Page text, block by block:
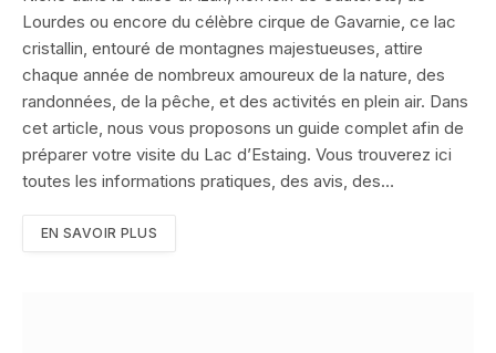
Lourdes ou encore du célèbre cirque de Gavarnie, ce lac
cristallin, entouré de montagnes majestueuses, attire
chaque année de nombreux amoureux de la nature, des
randonnées, de la pêche, et des activités en plein air. Dans
cet article, nous vous proposons un guide complet afin de
préparer votre visite du Lac d’Estaing. Vous trouverez ici
toutes les informations pratiques, des avis, des…
EN SAVOIR PLUS